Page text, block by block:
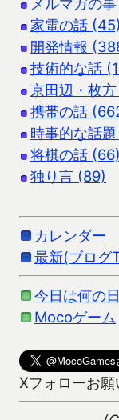
家電の話 (45)
開発情報
技術的な話
京田辺・枚
携帯の話
時事的な話
将棋の話 (66)
独り言 (89)
カレンダー
最新(ブログ
今日は何の日
Mocoゲーム
Xフォローお願